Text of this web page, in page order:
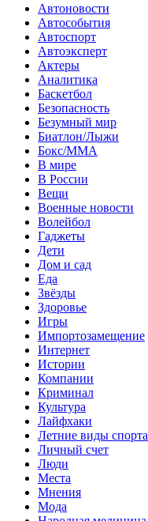
Автоновости
Автособытия
Автоспорт
Автоэксперт
Актеры
Аналитика
Баскетбол
Безопасность
Безумный мир
Биатлон/Лыжи
Бокс/MMA
В мире
В России
Вещи
Военные новости
Волейбол
Гаджеты
Дети
Дом и сад
Еда
Звёзды
Здоровье
Игры
Импортозамещение
Интернет
Истории
Компании
Криминал
Культура
Лайфхаки
Летние виды спорта
Личный счет
Люди
Места
Мнения
Мода